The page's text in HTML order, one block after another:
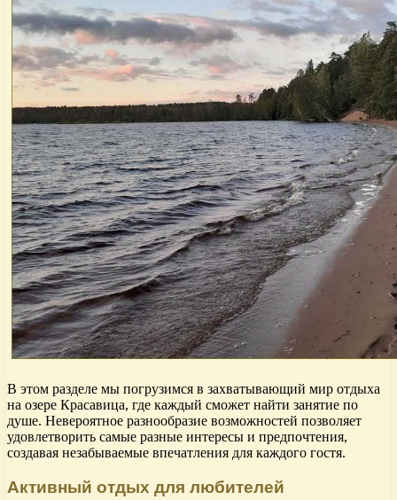
В этом разделе мы погрузимся в захватывающий мир отдыха
на озере Красавица, где каждый сможет найти занятие по
душе. Невероятное разнообразие возможностей позволяет
удовлетворить самые разные интересы и предпочтения,
создавая незабываемые впечатления для каждого гостя.
Активный отдых для любителей